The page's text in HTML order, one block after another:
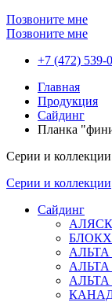
Позвоните мне
Позвоните мне
+7 (472) 539-
Главная
Продукция
Сайдинг
Планка
Серии и коллекции
Серии и коллекции
Сайдинг
АЛЬТА